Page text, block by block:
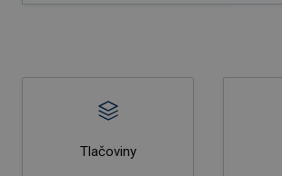
Tlačoviny